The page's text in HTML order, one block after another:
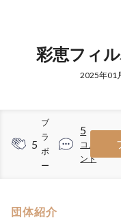
彩恵フィ
2025年01
5
ブ
ラ
ボ
ー
5
コメ
ント
団体紹介